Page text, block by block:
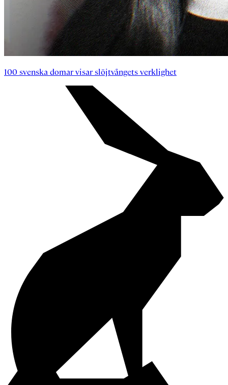
100 svenska domar visar slöjtvångets verklighet